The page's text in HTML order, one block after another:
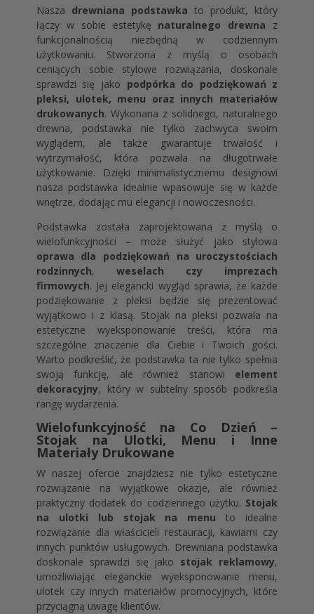
Nasza drewniana podstawka to produkt, który
łączy w sobie estetykę naturalnego drewna z
funkcjonalnością niezbędną w codziennym
użytkowaniu. Stworzona z myślą o osobach
ceniących sobie stylowe rozwiązania, doskonale
sprawdzi się jako podpórka do podziękowań z
pleksi, ulotek, menu oraz innych materiałów
drukowanych. Wykonana z solidnego, naturalnego
drewna, podstawka nie tylko zachwyca swoim
wyglądem, ale także gwarantuje trwałość i
wytrzymałość, która pozwala na długotrwałe
użytkowanie. Dzięki minimalistycznemu designowi
nasza podstawka idealnie wpasowuje się w każde
wnętrze, dodając mu elegancji i nowoczesności.
Podstawka została zaprojektowana z myślą o
wielofunkcyjności – może służyć jako stylowa
oprawa dla podziękowań na uroczystościach
rodzinnych, weselach czy imprezach
firmowych. Jej elegancki wygląd sprawia, że każde
podziękowanie z pleksi będzie się prezentować
wyjątkowo i z klasą. Stojak na pleksi pozwala na
estetyczne wyeksponowanie treści, która ma
szczególne znaczenie dla Ciebie i Twoich gości.
Warto podkreślić, że podstawka ta nie tylko spełnia
swoją funkcję, ale również stanowi element
dekoracyjny, który w subtelny sposób podkreśla
rangę wydarzenia.
Wielofunkcyjność na Co Dzień –
Stojak na Ulotki, Menu i Inne
Materiały Drukowane
W naszej ofercie znajdziesz nie tylko estetyczne
rozwiązanie na wyjątkowe okazje, ale również
praktyczny dodatek do codziennego użytku. Stojak
na ulotki lub stojak na menu to idealne
rozwiązanie dla właścicieli restauracji, kawiarni czy
innych punktów usługowych. Drewniana podstawka
doskonale sprawdzi się jako stojak reklamowy,
umożliwiając eleganckie wyeksponowanie menu,
ulotek czy innych materiałów promocyjnych, które
przyciągną uwagę klientów.